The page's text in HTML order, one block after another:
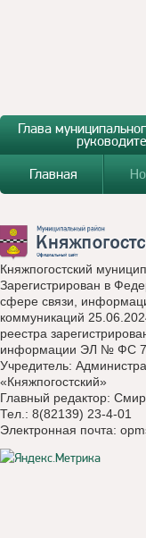
Глава
Главная
Княжпогостский
Зарегистрирован в
сфере связи,
коммуникаций
реестра
информации ЭЛ № ФС
Учредитель:
«Княжпогостский»
Главный редактор:
Тел.: 8(82139) 23-4-01
Электронная почта: